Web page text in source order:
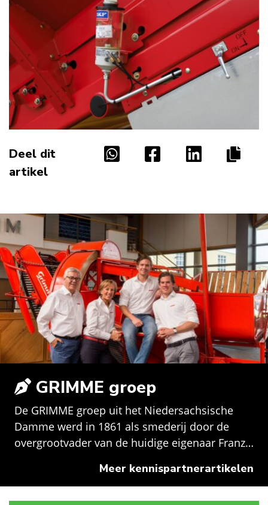
Deel dit
artikel
GRIMME groep
De GRIMME groep uit het Niedersachsische
Damme werd in 1861 als smederij door de
overgrootvader van de huidige eigenaar Franz…
Meer kennispartnerartikelen